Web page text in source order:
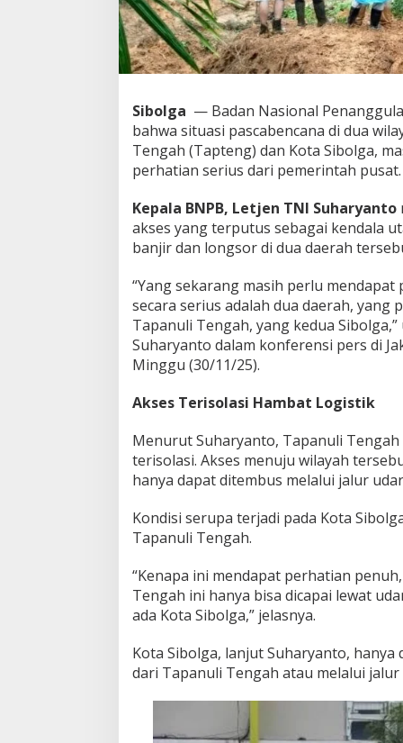
o
r
b
a
n
i
w
a
T
e
b
u
s
3
3
Sibolga — Badan Nasional
bahwa situasi pascabencana di dua
Tengah (Tapteng) dan Kota Sibolga,
perhatian serius dari pemerintah pusat.
Kepala BNPB, Letjen TNI Suharyanto
akses yang terputus sebagai kendala
banjir dan longsor di dua daerah
“Yang sekarang masih perlu mendapat
secara serius adalah dua daerah, yang
Tapanuli Tengah, yang kedua Sibolga,”
Suharyanto dalam konferensi pers di
Minggu (30/11/25).
Akses Terisolasi Hambat Logistik
Menurut Suharyanto, Tapanuli
terisolasi. Akses menuju wilayah
hanya dapat ditembus melalui jalur
Kondisi serupa terjadi pada Kota
Tapanuli Tengah.
“Kenapa ini mendapat perhatian
Tengah ini hanya bisa dicapai lewat
ada Kota Sibolga,” jelasnya.
Kota Sibolga, lanjut Suharyanto,
dari Tapanuli Tengah atau melalui jalur